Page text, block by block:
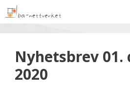
Nyhetsbrev 01.
2020